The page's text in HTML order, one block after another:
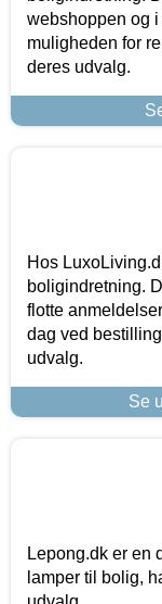
webshoppen og
muligheden for
deres udvalg.
Hos
boligindretning.
flotte
dag ved
udvalg.
Se
Lepong.dk er en
lamper til bolig,